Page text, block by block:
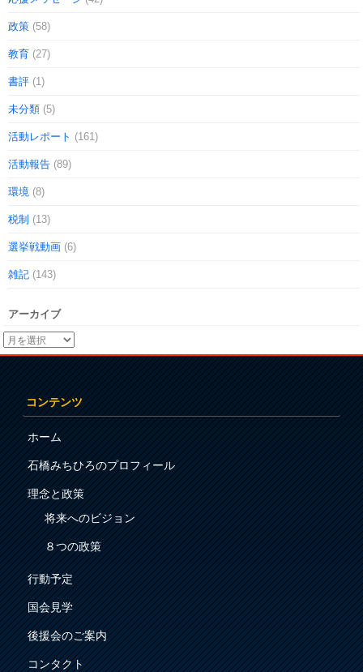
政策 (58)
教育 (27)
書評 (1)
未分類 (5)
活動レポート (161)
活動報告 (89)
環境 (8)
税制 (13)
選挙戦動画 (6)
雑記 (143)
アーカイブ
コンテンツ
ホーム
石橋みちひろのプロフィール
理念と政策
将来へのビジョン
８つの政策
行動予定
国会見学
後援会のご案内
コンタクト